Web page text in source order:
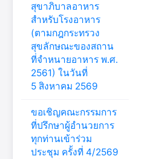
สุขาภิบาลอาหาร
สำหรับโรงอาหาร
(ตามกฎกระทรวง
สุขลักษณะของสถาน
ที่จำหนายอาหาร พ.ศ.
2561) ในวันที่
5 สิงหาคม 2569
ขอเชิญคณะกรรมการ
ที่ปรึกษาผู้อำนวยการ
ทุกท่านเข้าร่วม
ประชุม ครั้งที่ 4/2569